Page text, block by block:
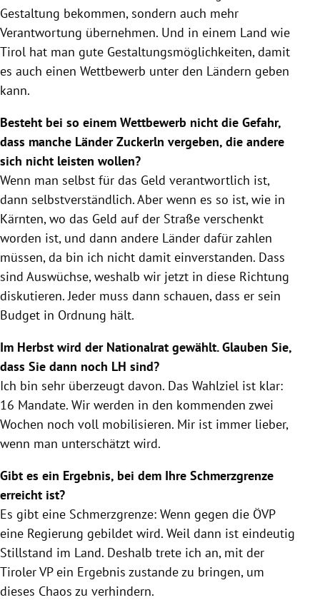
Gestaltung bekommen, sondern auch mehr
Verantwortung übernehmen. Und in einem Land wie
Tirol hat man gute Gestaltungsmöglichkeiten, damit
es auch einen Wettbewerb unter den Ländern geben
kann.
Besteht bei so einem Wettbewerb nicht die Gefahr,
dass manche Länder Zuckerln vergeben, die andere
sich nicht leisten wollen?
Wenn man selbst für das Geld verantwortlich ist,
dann selbstverständlich. Aber wenn es so ist, wie in
Kärnten, wo das Geld auf der Straße verschenkt
worden ist, und dann andere Länder dafür zahlen
müssen, da bin ich nicht damit einverstanden. Dass
sind Auswüchse, weshalb wir jetzt in diese Richtung
diskutieren. Jeder muss dann schauen, dass er sein
Budget in Ordnung hält.
Im Herbst wird der Nationalrat gewählt. Glauben Sie,
dass Sie dann noch LH sind?
Ich bin sehr überzeugt davon. Das Wahlziel ist klar:
16 Mandate. Wir werden in den kommenden zwei
Wochen noch voll mobilisieren. Mir ist immer lieber,
wenn man unterschätzt wird.
Gibt es ein Ergebnis, bei dem Ihre Schmerzgrenze
erreicht ist?
Es gibt eine Schmerzgrenze: Wenn gegen die ÖVP
eine Regierung gebildet wird. Weil dann ist eindeutig
Stillstand im Land. Deshalb trete ich an, mit der
Tiroler VP ein Ergebnis zustande zu bringen, um
dieses Chaos zu verhindern.